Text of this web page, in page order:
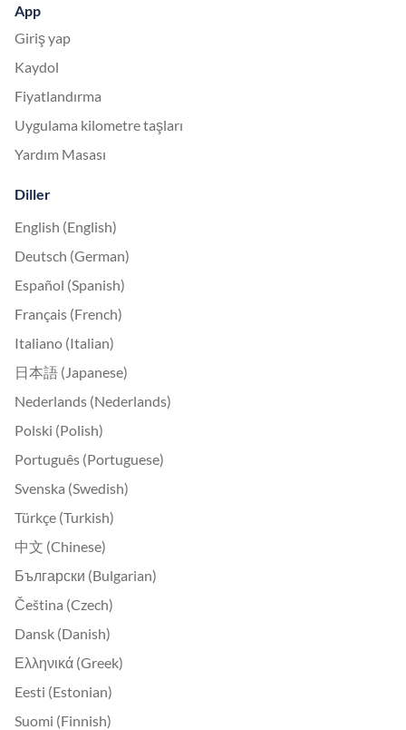
App
Giriş yap
Kaydol
Fiyatlandırma
Uygulama kilometre taşları
Yardım Masası
Diller
English (English)
Deutsch (German)
Español (Spanish)
Français (French)
Italiano (Italian)
日本語 (Japanese)
Nederlands (Nederlands)
Polski (Polish)
Português (Portuguese)
Svenska (Swedish)
Türkçe (Turkish)
中文 (Chinese)
Български (Bulgarian)
Čeština (Czech)
Dansk (Danish)
Ελληνικά (Greek)
Eesti (Estonian)
Suomi (Finnish)